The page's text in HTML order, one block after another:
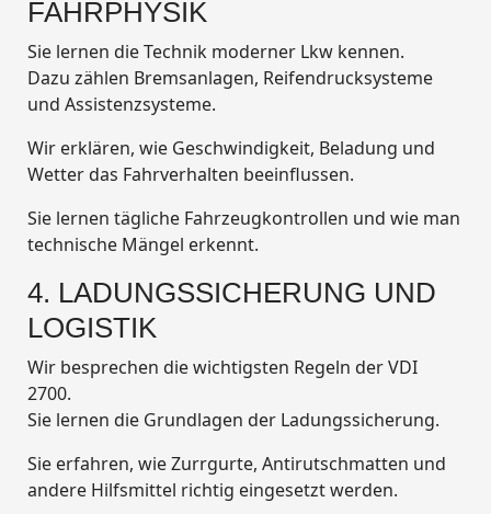
FAHRPHYSIK
Sie lernen die Technik moderner Lkw kennen.
Dazu zählen Bremsanlagen, Reifendrucksysteme
und Assistenzsysteme.
Wir erklären, wie Geschwindigkeit, Beladung und
Wetter das Fahrverhalten beeinflussen.
Sie lernen tägliche Fahrzeugkontrollen und wie man
technische Mängel erkennt.
4. LADUNGSSICHERUNG UND
LOGISTIK
Wir besprechen die wichtigsten Regeln der VDI
2700.
Sie lernen die Grundlagen der Ladungssicherung.
Sie erfahren, wie Zurrgurte, Antirutschmatten und
andere Hilfsmittel richtig eingesetzt werden.